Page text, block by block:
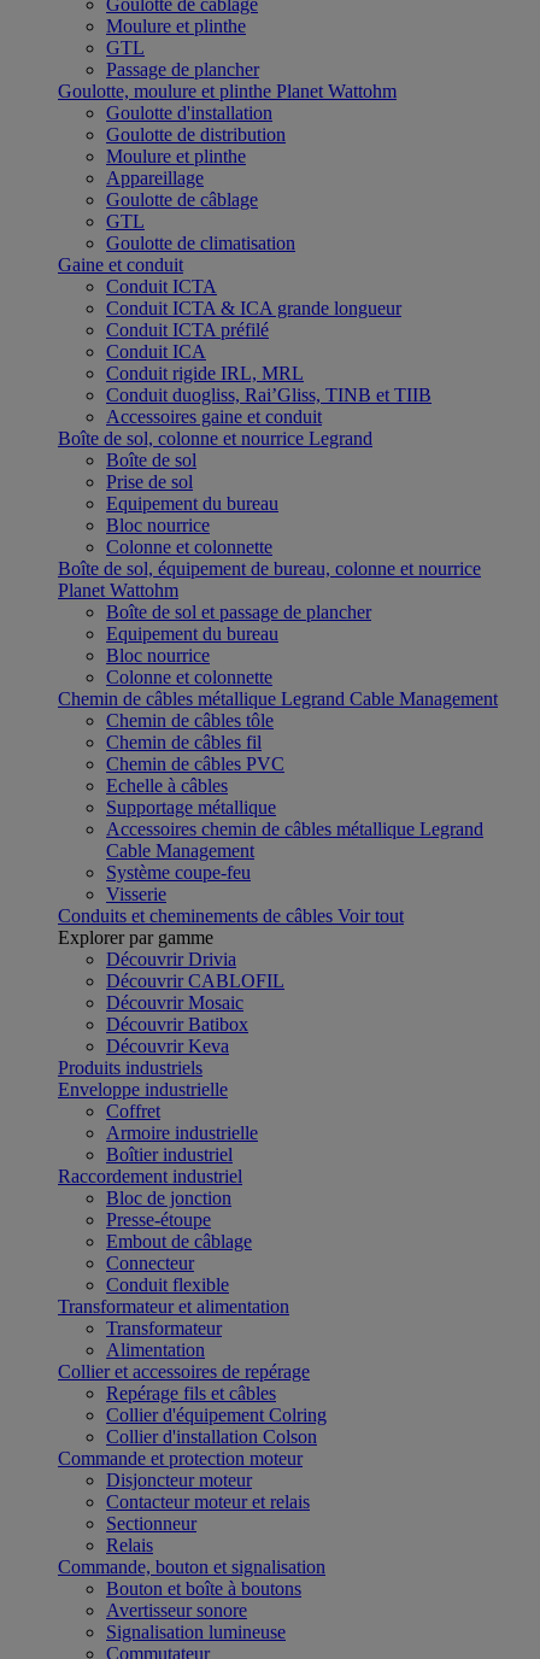
Goulotte de câblage
Moulure et plinthe
GTL
Passage de plancher
Goulotte, moulure et plinthe Planet Wattohm
Goulotte d'installation
Goulotte de distribution
Moulure et plinthe
Appareillage
Goulotte de câblage
GTL
Goulotte de climatisation
Gaine et conduit
Conduit ICTA
Conduit ICTA & ICA grande longueur
Conduit ICTA préfilé
Conduit ICA
Conduit rigide IRL, MRL
Conduit duogliss, Rai’Gliss, TINB et TIIB
Accessoires gaine et conduit
Boîte de sol, colonne et nourrice Legrand
Boîte de sol
Prise de sol
Equipement du bureau
Bloc nourrice
Colonne et colonnette
Boîte de sol, équipement de bureau, colonne et nourrice
Planet Wattohm
Boîte de sol et passage de plancher
Equipement du bureau
Bloc nourrice
Colonne et colonnette
Chemin de câbles métallique Legrand Cable Management
Chemin de câbles tôle
Chemin de câbles fil
Chemin de câbles PVC
Echelle à câbles
Supportage métallique
Accessoires chemin de câbles métallique Legrand
Cable Management
Système coupe-feu
Visserie
Conduits et cheminements de câbles Voir tout
Explorer par gamme
Découvrir Drivia
Découvrir CABLOFIL
Découvrir Mosaic
Découvrir Batibox
Découvrir Keva
Produits industriels
Enveloppe industrielle
Coffret
Armoire industrielle
Boîtier industriel
Raccordement industriel
Bloc de jonction
Presse-étoupe
Embout de câblage
Connecteur
Conduit flexible
Transformateur et alimentation
Transformateur
Alimentation
Collier et accessoires de repérage
Repérage fils et câbles
Collier d'équipement Colring
Collier d'installation Colson
Commande et protection moteur
Disjoncteur moteur
Contacteur moteur et relais
Sectionneur
Relais
Commande, bouton et signalisation
Bouton et boîte à boutons
Avertisseur sonore
Signalisation lumineuse
Commutateur